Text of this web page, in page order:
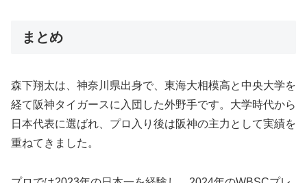
まとめ
森下翔太は、神奈川県出身で、東海大相模高と中央大学を
経て阪神タイガースに入団した外野手です。大学時代から
日本代表に選ばれ、プロ入り後は阪神の主力として実績を
重ねてきました。